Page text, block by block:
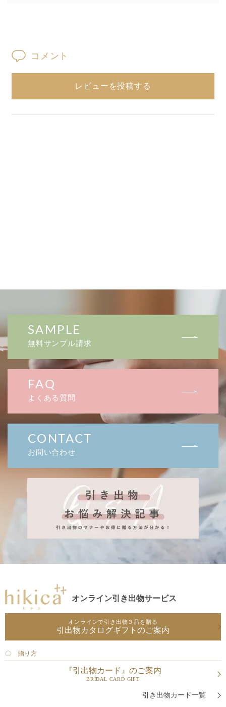
コメント
レビューを投稿する
SAMPLE
無料サンプル請求
FAQ
よくある質問
CONTACT
お問い合わせ
オンライン引き出物サービス
オンラインで引き出物３品を贈る
引出物カタログギフトのご案内
〇 贈り方
『引出物カード』のご案内
BRIDAL CARD GIFT
引き出物カード一覧